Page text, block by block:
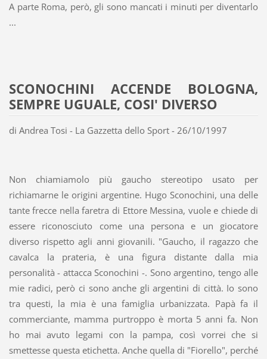
A parte Roma, però, gli sono mancati i minuti per diventarlo
...
SCONOCHINI ACCENDE BOLOGNA,
SEMPRE UGUALE, COSI' DIVERSO
di Andrea Tosi - La Gazzetta dello Sport - 26/10/1997
Non chiamiamolo più gaucho stereotipo usato per
richiamarne le origini argentine. Hugo Sconochini, una delle
tante frecce nella faretra di Ettore Messina, vuole e chiede di
essere riconosciuto come una persona e un giocatore
diverso rispetto agli anni giovanili. "Gaucho, il ragazzo che
cavalca la prateria, è una figura distante dalla mia
personalità - attacca Sconochini -. Sono argentino, tengo alle
mie radici, però ci sono anche gli argentini di città. Io sono
tra questi, la mia è una famiglia urbanizzata. Papà fa il
commerciante, mamma purtroppo è morta 5 anni fa. Non
ho mai avuto legami con la pampa, così vorrei che si
smettesse questa etichetta. Anche quella di "Fiorello", perché